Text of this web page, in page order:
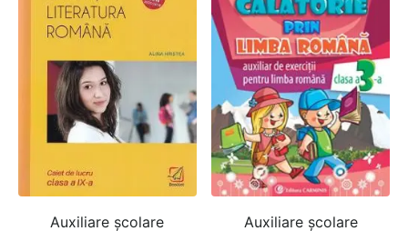
Auxiliare şcolare
Auxiliare şcolare